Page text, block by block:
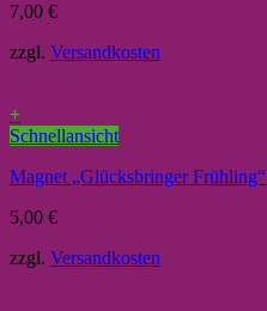
7,00 €
zzgl. Versandkosten
+
Schnellansicht
Magnet „Glücksbringer Frühling“
5,00 €
zzgl. Versandkosten